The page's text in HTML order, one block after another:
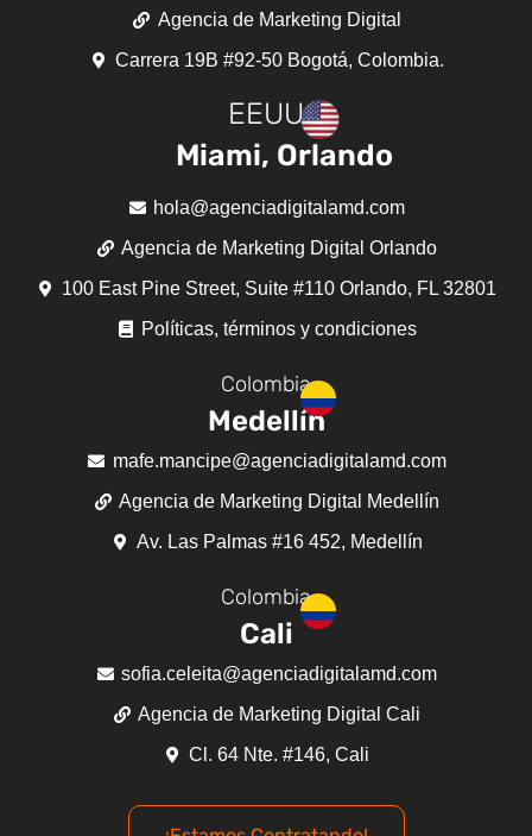
Agencia de Marketing Digital
Carrera 19B #92-50 Bogotá, Colombia.
EEUU
Miami, Orlando
hola@agenciadigitalamd.com
Agencia de Marketing Digital Orlando
100 East Pine Street, Suite #110 Orlando, FL 32801
Políticas, términos y condiciones
Colombia
Medellín
mafe.mancipe@agenciadigitalamd.com
Agencia de Marketing Digital Medellín
Av. Las Palmas #16 452, Medellín
Colombia
Cali
sofia.celeita@agenciadigitalamd.com
Agencia de Marketing Digital Cali
Cl. 64 Nte. #146, Cali